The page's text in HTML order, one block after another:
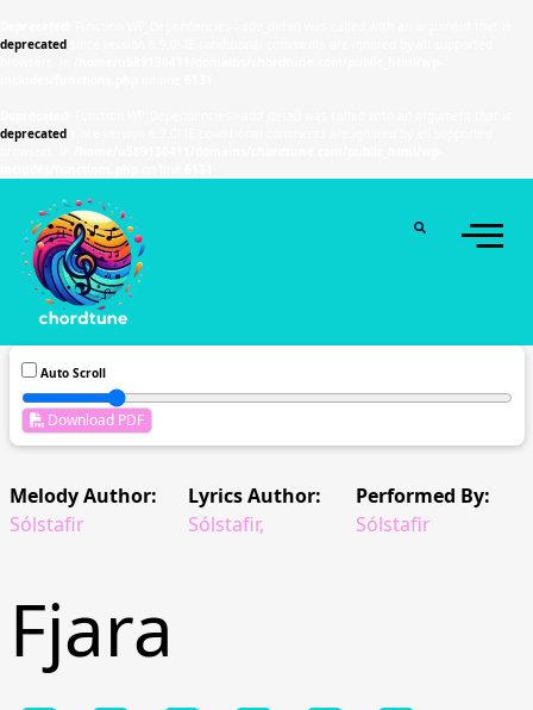
deprecated
deprecated
Auto Scroll
Download PDF
Melody Author:
Sólstafir
Lyrics Author:
Sólstafir,
Performed By:
Sólstafir
Fjara